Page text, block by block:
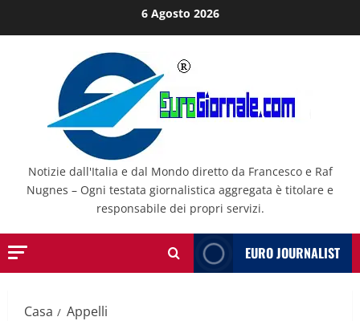
al
6 Agosto 2026
Notizie dall'Italia e dal Mondo diretto da Francesco e Raf
Nugnes – Ogni testata giornalistica aggregata è titolare e
responsabile dei propri servizi.
EURO JOURNALIST
Casa Appelli